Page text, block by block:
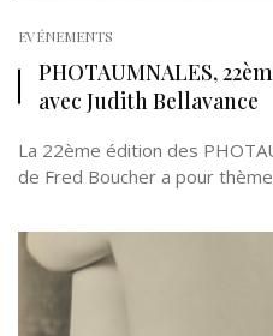
EVÉNEMENTS
PHOTAUMNALES,
avec Judith Bellavance
La 22ème édition des
de Fred Boucher a pour thème